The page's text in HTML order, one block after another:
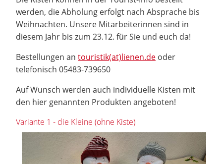
werden, die Abholung erfolgt nach Absprache bis
Weihnachten. Unsere Mitarbeiterinnen sind in
diesem Jahr bis zum 23.12. für Sie und euch da!
Bestellungen an touristik(at)lienen.de oder
telefonisch 05483-739650
Auf Wunsch werden auch individuelle Kisten mit
den hier genannten Produkten angeboten!
Variante 1 - die Kleine (ohne Kiste)